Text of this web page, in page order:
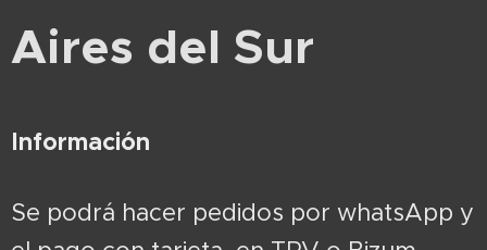
Aires del Sur
Información
Se podrá hacer pedidos por whatsApp y